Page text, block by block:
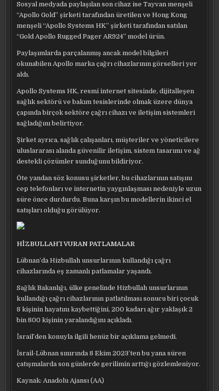
Sosyal medyada paylaşılan son cihaz ise Tayvan menşeli
“Apollo Gold” şirketi tarafından üretilen ve Hong Kong
menşeli “Apollo Systems HK” şirketi tarafından satılan
“Gold Apollo Rugged Pager AR924” model ürün.
Paylaşımlarda parçalanmış ancak model bilgileri
okunabilen Apollo marka çağrı cihazlarının görselleri yer
aldı.
Apollo Systems HK, resmi internet sitesinde, dijitalleşen
sağlık sektörü ve bakım tesislerinde olmak üzere dünya
çapında birçok sektöre çağrı cihazı ve iletişim sistemleri
sağladığını belirtiyor.
Şirket ayrıca, sağlık çalışanları, müşteriler ve yöneticilere
uluslararası alanda güvenilir iletişim, sistem tasarımı ve ağ
destekli çözümler sunduğunu bildiriyor.
Öte yandan söz konusu şirketler, bu cihazlarının satışını
cep telefonları ve internetin yaygınlaşması nedeniyle uzun
süre önce durdurdu. Buna karşın bu modellerin ikinci el
satışları olduğu görülüyor.
HİZBULLAH’I VURAN PATLAMALAR
Lübnan’da Hizbullah unsurlarının kullandığı çağrı
cihazlarında eş zamanlı patlamalar yaşandı.
Sağlık Bakanlığı, ülke genelinde Hizbullah unsurlarının
kullandığı çağrı cihazlarının patlatılması sonucu biri çocuk
8 kişinin hayatını kaybettiğini, 200 kadarı ağır yaklaşık 2
bin 800 kişinin yaralandığını açıkladı.
İsrail’den konuyla ilgili henüz bir açıklama gelmedi.
İsrail-Lübnan sınırında 8 Ekim 2023’ten bu yana süren
çatışmalarda son günlerde gerilimin arttığı gözlemleniyor.
Kaynak: Anadolu Ajansı (AA)